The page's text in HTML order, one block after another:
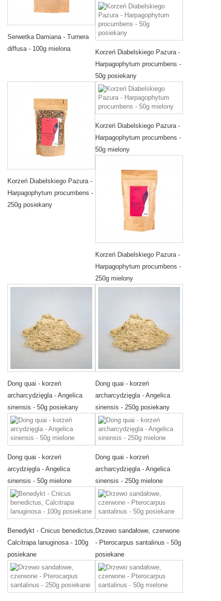
Serwetka Damiana - Turnera
diffusa - 100g mielona
Korzeń Diabelskiego Pazura -
Harpagophytum procumbens -
50g posiekany
Korzeń Diabelskiego Pazura -
Harpagophytum procumbens -
250g posiekany
Korzeń Diabelskiego Pazura -
Harpagophytum procumbens -
50g mielony
Korzeń Diabelskiego Pazura -
Harpagophytum procumbens -
250g mielony
Dong quai - korzeń
archarcydzięgla - Angelica
sinensis - 50g posiekany
Dong quai - korzeń
archarcydzięgla - Angelica
sinensis - 250g posiekany
Dong quai - korzeń
arcydzięgla - Angelica
sinensis - 50g mielone
Dong quai - korzeń
archarcydzięgla - Angelica
sinensis - 250g mielone
Benedykt - Cnicus benedictus,
Calcitrapa lanuginosa - 100g
posiekane
Drzewo sandałowe, czerwone
- Pterocarpus santalinus - 50g
posiekane